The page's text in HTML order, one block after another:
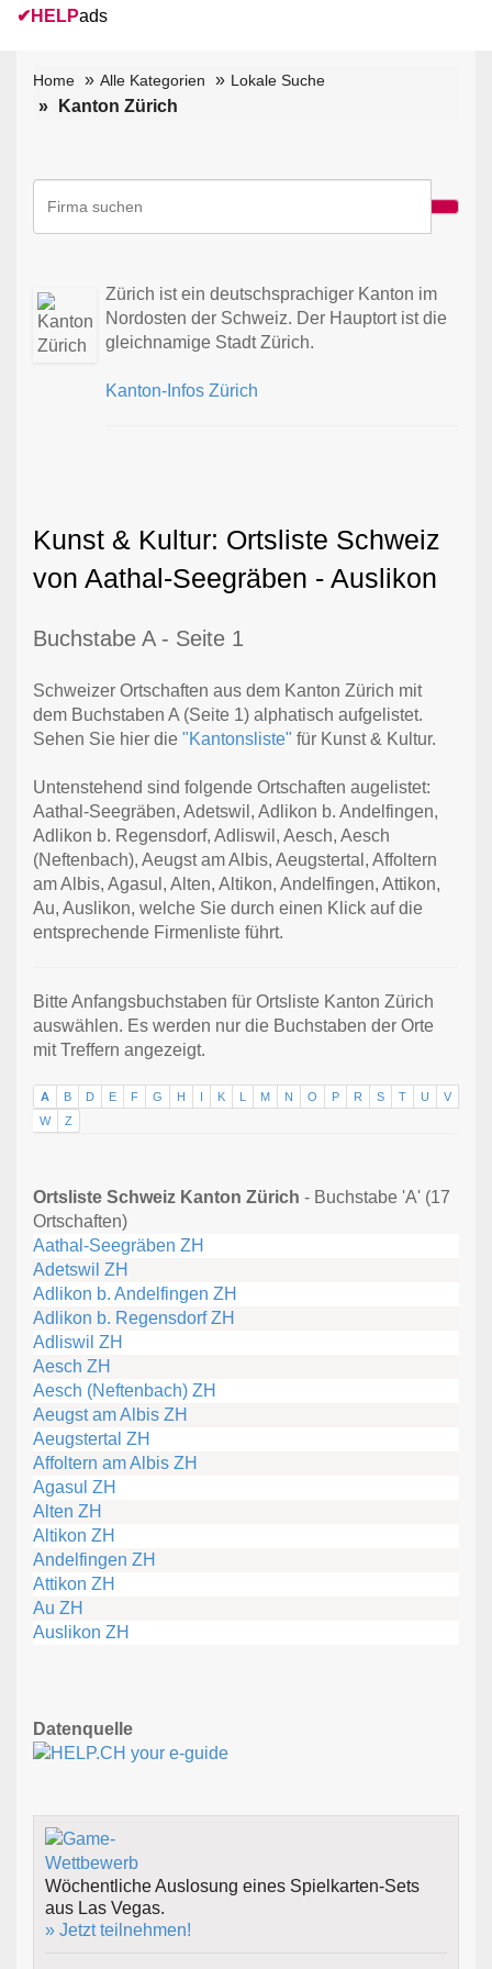
✔ HELPads
Home Alle Kategorien Lokale Suche
Kanton Zürich
Zürich ist ein deutschsprachiger Kanton im
Nordosten der Schweiz. Der Hauptort ist die
gleichnamige Stadt Zürich.
Kanton-Infos Zürich
Kunst & Kultur: Ortsliste Schweiz
von Aathal-Seegräben - Auslikon
Buchstabe A - Seite 1
Schweizer Ortschaften aus dem Kanton Zürich mit
dem Buchstaben A (Seite 1) alphatisch aufgelistet.
Sehen Sie hier die "Kantonsliste" für Kunst & Kultur.
Untenstehend sind folgende Ortschaften augelistet:
Aathal-Seegräben, Adetswil, Adlikon b. Andelfingen,
Adlikon b. Regensdorf, Adliswil, Aesch, Aesch
(Neftenbach), Aeugst am Albis, Aeugstertal, Affoltern
am Albis, Agasul, Alten, Altikon, Andelfingen, Attikon,
Au, Auslikon, welche Sie durch einen Klick auf die
entsprechende Firmenliste führt.
Bitte Anfangsbuchstaben für Ortsliste Kanton Zürich
auswählen. Es werden nur die Buchstaben der Orte
mit Treffern angezeigt.
A B D E F G H I K L M N O P R S T U
V
W
Z
Ortsliste Schweiz Kanton Zürich - Buchstabe 'A' (17
Ortschaften)
Aathal-Seegräben ZH
Adetswil ZH
Adlikon b. Andelfingen ZH
Adlikon b. Regensdorf ZH
Adliswil ZH
Aesch ZH
Aesch (Neftenbach) ZH
Aeugst am Albis ZH
Aeugstertal ZH
Affoltern am Albis ZH
Agasul ZH
Alten ZH
Altikon ZH
Andelfingen ZH
Attikon ZH
Au ZH
Auslikon ZH
Datenquelle
Wöchentliche Auslosung eines Spielkarten-Sets
aus Las Vegas.
» Jetzt teilnehmen!